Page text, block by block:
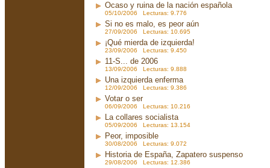
Ocaso y ruina de la nación española
05/10/2006 Lecturas: 9.776
Si no es malo, es peor aún
27/09/2006 Lecturas: 10.695
¡Qué mierda de izquierda!
23/09/2006 Lecturas: 9.450
11-S... de 2006
13/09/2006 Lecturas: 9.888
Una izquierda enferma
12/09/2006 Lecturas: 9.386
Votar o ser
06/09/2006 Lecturas: 10.216
La collares socialista
05/09/2006 Lecturas: 13.154
Peor, imposible
30/08/2006 Lecturas: 9.072
Historia de España, Zapatero suspenso
29/08/2006 Lecturas: 12.386